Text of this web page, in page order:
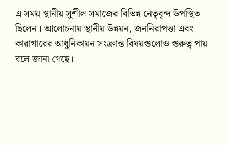
এ সময় স্থানীয় সুশীল সমাজের বিভিন্ন নেতৃবৃন্দ উপস্থিত
ছিলেন। আলোচনায় স্থানীয় উন্নয়ন, জননিরাপত্তা এবং
কারাগারের আধুনিকায়ন সংক্রান্ত বিষয়গুলোও গুরুত্ব পায়
বলে জানা গেছে।